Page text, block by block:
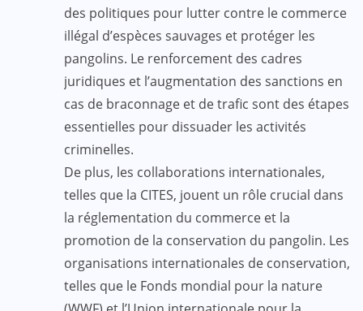
des politiques pour lutter contre le commerce
illégal d’espèces sauvages et protéger les
pangolins. Le renforcement des cadres
juridiques et l’augmentation des sanctions en
cas de braconnage et de trafic sont des étapes
essentielles pour dissuader les activités
criminelles.
De plus, les collaborations internationales,
telles que la CITES, jouent un rôle crucial dans
la réglementation du commerce et la
promotion de la conservation du pangolin. Les
organisations internationales de conservation,
telles que le Fonds mondial pour la nature